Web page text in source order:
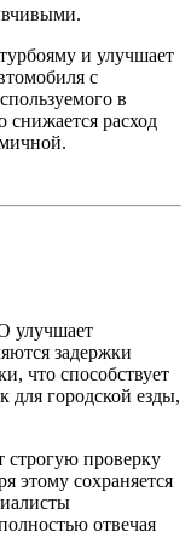
и улучшает
с
в
расход
улучшает
задержки
что способствует
городской езды,
строгую проверку
этому сохраняется
отвечая